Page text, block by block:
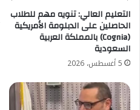
التعليم العالي: تنويه مهم للطلاب
الحاصلين على الدبلومة الأمريكية
(Cognia) بالمملكة العربية
السعودية
5 أغسطس، 2026